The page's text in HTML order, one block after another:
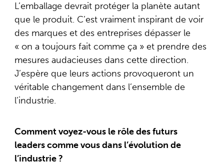
L’emballage devrait protéger la planète autant
que le produit. C’est vraiment inspirant de voir
des marques et des entreprises dépasser le
« on a toujours fait comme ça » et prendre des
mesures audacieuses dans cette direction.
J’espère que leurs actions provoqueront un
véritable changement dans l’ensemble de
l’industrie.
Comment voyez-vous le rôle des futurs
leaders comme vous dans l’évolution de
l’industrie ?